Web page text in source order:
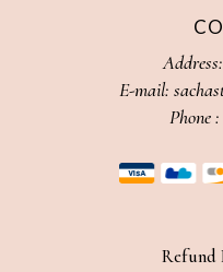
E-mail:
Phone :
Refund